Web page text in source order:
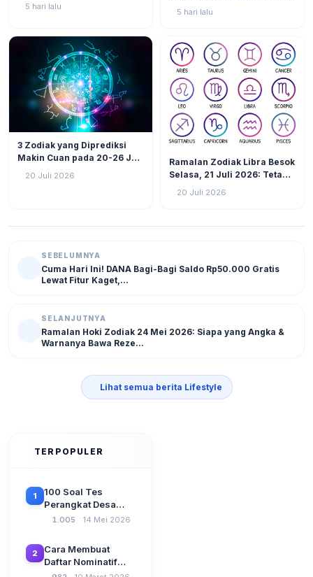
5 hari lalu
5 hari lalu
3 Zodiak yang Diprediksi
Makin Cuan pada 20-26 Juli
20 Juli 2026
Ramalan Zodiak Libra Besok
Selasa, 21 Juli 2026: Tetap
Fokus Hadapi Tantangan,
20 Juli 2026
SEBELUMNYA
Cuma Hari Ini! DANA Bagi-Bagi Saldo Rp50.000 Gratis
Lewat Fitur Kaget,...
SELANJUTNYA
Ramalan Hoki Zodiak 24 Mei 2026: Siapa yang Angka &
Warnanya Bawa Reze...
Lihat semua berita Lifestyle
TERPOPULER
1
100 Soal Tes
Perangkat Desa
Terbaru 2026
CAT Berbasis UU
Desa No. 3 Tahun
1.005 14 Mei 2026
2
Cara Membuat
Daftar Nominatif
Siltap di Aplikasi